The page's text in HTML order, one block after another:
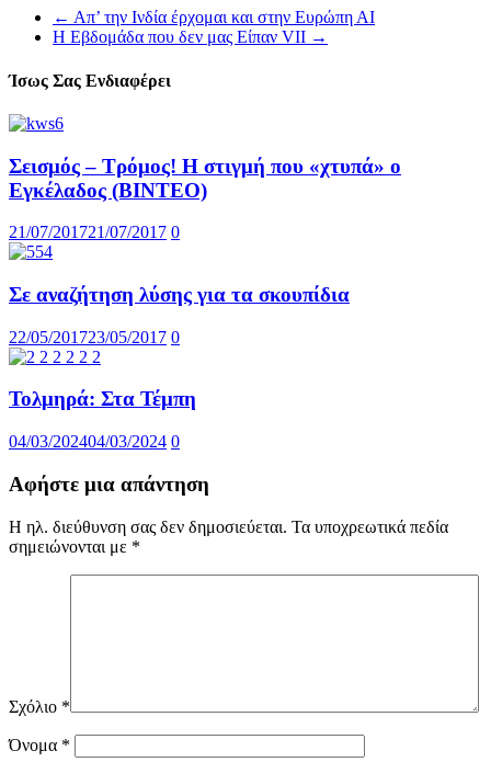
← Απ’ την Ινδία έρχομαι και στην Ευρώπη ΑΙ
Η Εβδομάδα που δεν μας Είπαν VII →
Ίσως Σας Ενδιαφέρει
Σεισμός – Τρόμος! Η στιγμή που «χτυπά» ο
Εγκέλαδος (ΒΙΝΤΕΟ)
21/07/201721/07/2017 0
Σε αναζήτηση λύσης για τα σκουπίδια
22/05/201723/05/2017 0
Τολμηρά: Στα Τέμπη
04/03/202404/03/2024 0
Αφήστε μια απάντηση
Η ηλ. διεύθυνση σας δεν δημοσιεύεται. Τα υποχρεωτικά πεδία
σημειώνονται με *
Σχόλιο *
Όνομα *